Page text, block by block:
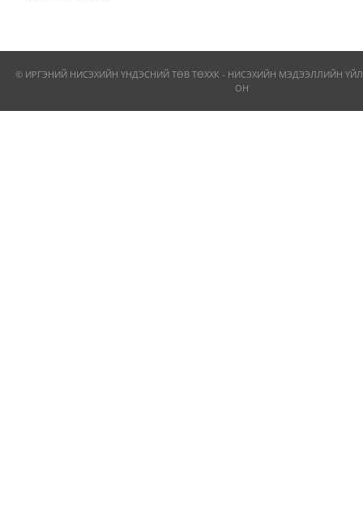
© ИРГЭНИЙ НИСЭХИЙН ҮНДЭСНИЙ ТӨВ ТӨХХК - НИСЭХИЙН МЭДЭЭЛЛИЙН
ОН